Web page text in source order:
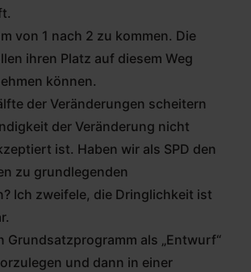
von 1 nach 2 zu kommen. Die
ihren Platz auf diesem Weg
können.
der Veränderungen scheitern
der Veränderung nicht
ist. Haben wir als SPD den
zu grundlegenden
Ich zweifele, die Dringlichkeit ist
Grundsatzprogramm als „Entwurf“
und dann in einer